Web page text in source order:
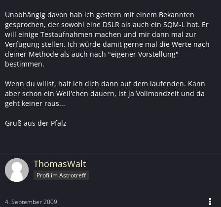
Unabhängig davon hab ich gestern mit einem Bekannten
gesprochen, der sowohl eine DSLR als auch ein SQM-L hat. Er
will einige Testaufnahmen machen und mir dann mal zur
Verfügung stellen. Ich würde damit gerne mal die Werte nach
deiner Methode als auch nach "eigener Vorstellung"
bestimmen.
Wenn du willst, halt ich dich dann auf dem laufenden. Kann
aber schon ein Weil'chen dauern, ist ja Vollmondzeit und da
geht keiner raus...
Gruß aus der Pfalz
ThomasWalt
Profi im Astrotreff
4. September 2009